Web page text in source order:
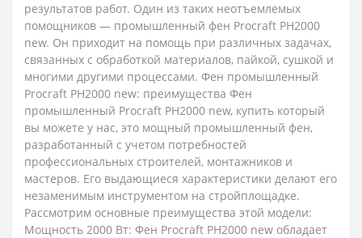
результатов работ. Один из таких неотъемлемых
помощников — промышленный фен Procraft PH2000
new. Он приходит на помощь при различных задачах,
связанных с обработкой материалов, пайкой, сушкой и
многими другими процессами. Фен промышленный
Procraft PH2000 new: преимущества Фен
промышленный Procraft PH2000 new, купить который
вы можете у нас, это мощный промышленный фен,
разработанный с учетом потребностей
профессиональных строителей, монтажников и
мастеров. Его выдающиеся характеристики делают его
незаменимым инструментом на стройплощадке.
Рассмотрим основные преимущества этой модели:
Мощность 2000 Вт: Фен Procraft PH2000 new обладает